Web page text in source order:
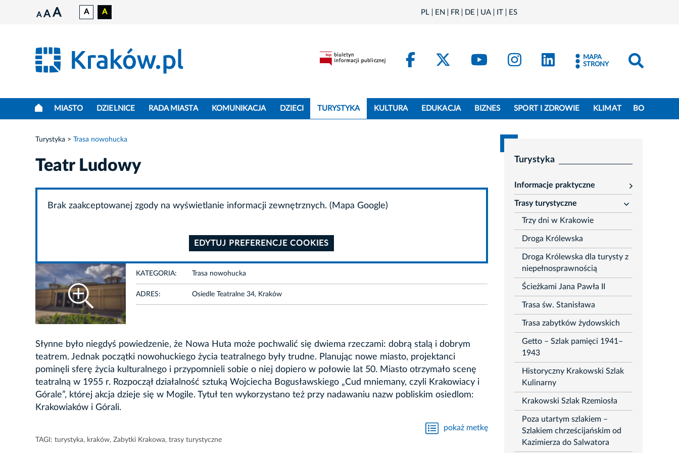
A A A A A PL EN FR DE UA IT ES
FacebookKraków - X
Kraków - YouTube
Kraków - Instagram
Kraków - LinkedIn
MAPA
STRONY
MIASTO DZIELNICE RADA MIASTA KOMUNIKACJA DZIECI TURYSTYKA KULTURA EDUKACJA BIZNES SPORT I ZDROWIE KLIMAT BO
Turystyka Trasa nowohucka
Teatr Ludowy
Brak zaakceptowanej zgody na wyświetlanie informacji zewnętrznych. (Mapa Google)
EDYTUJ PREFERENCJE COOKIES
KATEGORIA: Trasa nowohucka
ADRES: Osiedle Teatralne 34, Kraków
Słynne było niegdyś powiedzenie, że Nowa Huta może pochwalić się dwiema rzeczami: dobrą stalą i dobrym
teatrem. Jednak początki nowohuckiego życia teatralnego były trudne. Planując nowe miasto, projektanci
pominęli sferę życia kulturalnego i przypomnieli sobie o niej dopiero w połowie lat 50. Miasto otrzymało scenę
teatralną w 1955 r. Rozpoczął działalność sztuką Wojciecha Bogusławskiego „Cud mniemany, czyli Krakowiacy i
Górale”, której akcja dzieje się w Mogile. Tytuł ten wykorzystano też przy nadawaniu nazw pobliskim osiedlom:
Krakowiaków i Górali.
pokaż metkę
TAGI: turystyka, kraków, Zabytki Krakowa, trasy turystyczne
Turystyka
Informacje praktyczne
rozwiń
Trasy turystyczne
rozwiń
Trzy dni w Krakowie
Droga Królewska
Droga Królewska dla turysty z
niepełnosprawnością
Ścieżkami Jana Pawła II
Trasa św. Stanisława
Trasa zabytków żydowskich
Getto – Szlak pamięci 1941–
1943
Historyczny Krakowski Szlak
Kulinarny
Krakowski Szlak Rzemiosła
Poza utartym szlakiem –
Szlakiem chrześcijańskim od
Kazimierza do Salwatora